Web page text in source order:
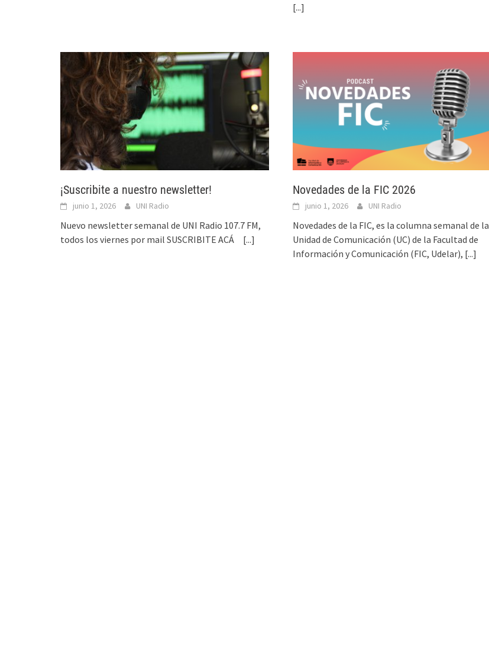
[...]
¡Suscribite a nuestro newsletter!
junio 1, 2026 UNI Radio
Nuevo newsletter semanal de UNI Radio 107.7 FM,
todos los viernes por mail SUSCRIBITE ACÁ [...]
Novedades de la FIC 2026
junio 1, 2026 UNI Radio
Novedades de la FIC, es la columna semanal de la
Unidad de Comunicación (UC) de la Facultad de
Información y Comunicación (FIC, Udelar), [...]